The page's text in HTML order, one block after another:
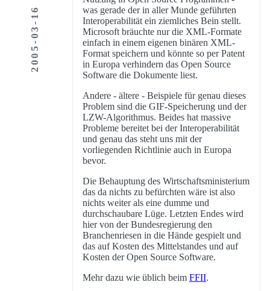
2005-03-16
was gerade der in aller Munde geführten
Interoperabilität ein ziemliches Bein stellt.
Microsoft bräuchte nur die XML-Formate
einfach in einem eigenen binären XML-
Format speichern und könnte so per Patent
in Europa verhindern das Open Source
Software die Dokumente liest.
Andere - ältere - Beispiele für genau dieses
Problem sind die GIF-Speicherung und der
LZW-Algorithmus. Beides hat massive
Probleme bereitet bei der Interoperabilität
und genau das steht uns mit der
vorliegenden Richtlinie auch in Europa
bevor.
Die Behauptung des Wirtschaftsministerium
das da nichts zu befürchten wäre ist also
nichts weiter als eine dumme und
durchschaubare Lüge. Letzten Endes wird
hier von der Bundesregierung den
Branchenriesen in die Hände gespielt und
das auf Kosten des Mittelstandes und auf
Kosten der Open Source Software.
Mehr dazu wie üblich beim FFII.